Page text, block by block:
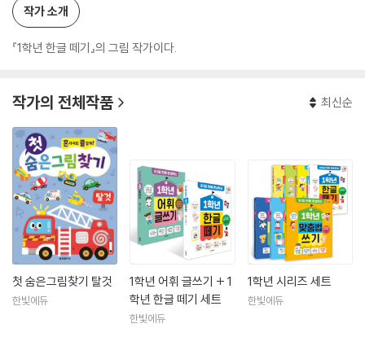
작가 소개
『1학년 한글 떼기』의 그림 작가이다.
작가의 전체작품 최신순
첫 숨은그림찾기 탈것
한빛에듀
1학년 어휘 글쓰기 + 1
학년 한글 떼기 세트
한빛에듀
1학년 시리즈 세트
한빛에듀